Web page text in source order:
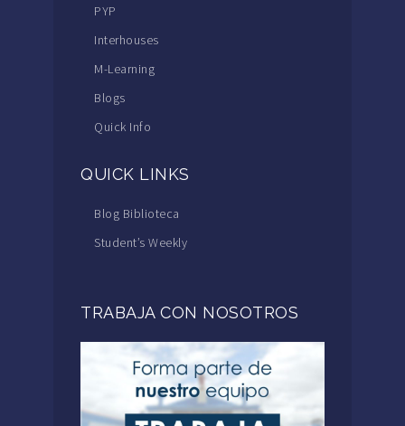
PYP
Interhouses
M-Learning
Blogs
Quick Info
QUICK LINKS
Blog Biblioteca
Student’s Weekly
TRABAJA CON NOSOTROS